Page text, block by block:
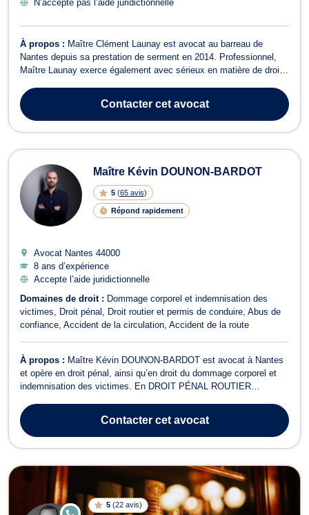
N’accepte pas l’aide juridictionnelle
À propos : Maître Clément Launay est avocat au barreau de
Nantes depuis sa prestation de serment en 2014. Professionnel,
Maître Launay exerce également avec sérieux en matière de droit
de tout dossier relatif aux marchés publics, aux subventions
publiques, en droit pu...Contactercet avocat
Maître Kévin DOUNON-BARDOT
5 (65 avis)
Répond rapidement
Avocat Nantes 44000
8 ans d’expérience
Accepte l’aide juridictionnelle
Domaines de droit : Dommage corporel et indemnisation des
victimes
Droit pénal Droit routier et permis de conduire Abus de
confiance Accident de la circulation Accident de la route
À propos : Maître Kévin DOUNON-BARDOT est avocat à Nantes
et opère en droit pénal, ainsi qu’en droit du dommage corporel et
indemnisation des victimes. En DROIT PÉNAL ROUTIER
volant, etc.). Il met son savoir faire et ses connaissances
techniques à votre service pour pré...
Contactercet avocat
5 (22 avis)
E